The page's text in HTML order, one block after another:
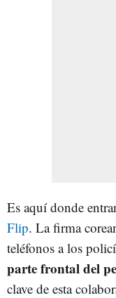
Es aquí donde
Flip. La firma
teléfonos a los
parte frontal del
clave de esta